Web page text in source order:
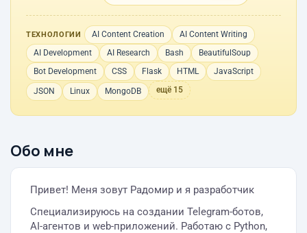
ТЕХНОЛОГИИ AI Content Creation
AI Content Writing
AI Development
AI Research Bash
BeautifulSoup
Bot Development
CSS Flask HTML JavaScript
JSON Linux MongoDB ещё 15
Обо мне
Привет! Меня зовут Радомир и я разработчик
Специализируюсь на создании Telegram-ботов,
AI-агентов и web-приложений. Работаю с Python,